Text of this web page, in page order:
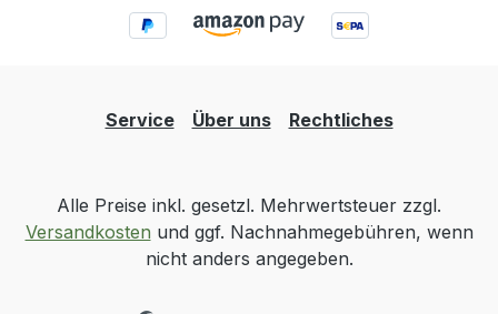
Service Über uns Rechtliches
Alle Preise inkl. gesetzl. Mehrwertsteuer zzgl.
Versandkosten und ggf. Nachnahmegebühren, wenn
nicht anders angegeben.